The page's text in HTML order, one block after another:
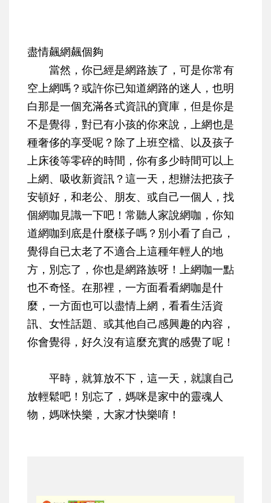
盡情飆網飆個夠
當然，你已經是網路族了，可是你常有
空上網嗎？或許你已知道網路的迷人，也明
白那是一個充滿各式資訊的寶庫，但是你是
不是覺得，對已有小孩的你來說，上網也是
種奢侈的享受呢？除了上班空檔、以及孩子
上床後等零碎的時間，你有多少時間可以上
上網、吸收新資訊？這一天，想辦法把孩子
安頓好，和老公、朋友、或自己一個人，找
個網咖見識一下吧！常聽人家說網咖，你知
道網咖到底是什麼樣子嗎？別小看了自己，
覺得自已太老了不適合上這種年輕人的地
方，別忘了，你也是網路族呀！上網咖一點
也不奇怪。在那裡，一方面看看網咖是什
麼，一方面也可以盡情上網，看看生活資
訊、女性話題、或其他自己感興趣的內容，
你會覺得，好久沒有這麼充實的感覺了呢！
平時，就算放不下，這一天，就讓自己
放輕鬆吧！別忘了，媽咪是家中的靈魂人
物，媽咪快樂，大家才快樂唷！